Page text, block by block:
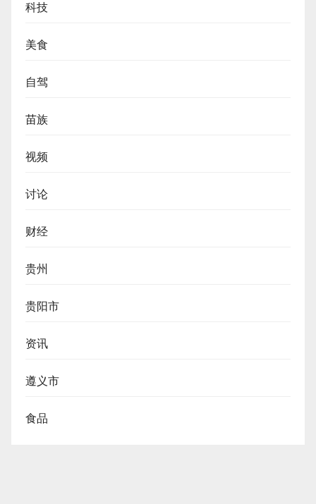
科技
美食
自驾
苗族
视频
讨论
财经
贵州
贵阳市
资讯
遵义市
食品